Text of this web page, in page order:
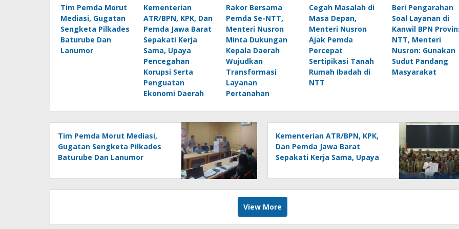
Tim Pemda Morut
Mediasi, Gugatan
Sengketa Pilkades
Baturube Dan
Lanumor
Kementerian
ATR/BPN, KPK, Dan
Pemda Jawa Barat
Sepakati Kerja
Sama, Upaya
Pencegahan
Korupsi Serta
Penguatan
Ekonomi Daerah
Rakor Bersama
Pemda Se-NTT,
Menteri Nusron
Minta Dukungan
Kepala Daerah
Wujudkan
Transformasi
Layanan
Pertanahan
Cegah Masalah di
Masa Depan,
Menteri Nusron
Ajak Pemda
Percepat
Sertipikasi Tanah
Rumah Ibadah di
NTT
Beri Pengarahan
Soal Layanan di
Kanwil BPN
NTT, Menteri
Nusron: Gunakan
Sudut Pandang
Masyarakat
Tim Pemda Morut Mediasi,
Gugatan Sengketa Pilkades
Baturube Dan Lanumor
Kementerian ATR/BPN, KPK,
Dan Pemda Jawa Barat
Sepakati Kerja Sama, Upaya
Penguatan Ekonomi Daerah
View More